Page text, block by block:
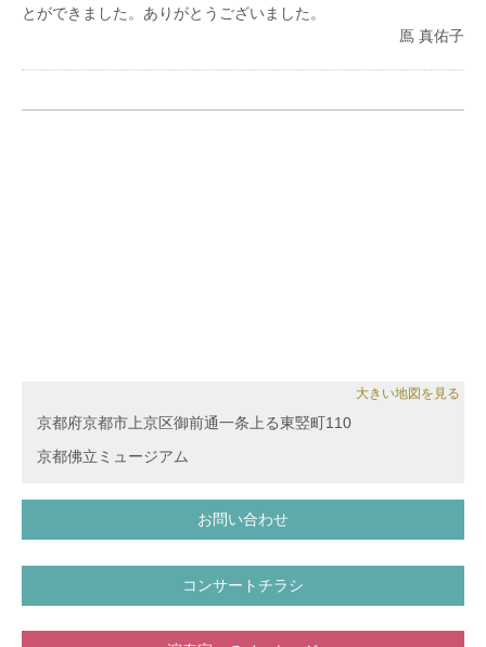
とができました。ありがとうございました。
鳫 真佑子
大きい地図を見る
京都府京都市上京区御前通一条上る東竪町110
京都佛立ミュージアム
お問い合わせ
コンサートチラシ